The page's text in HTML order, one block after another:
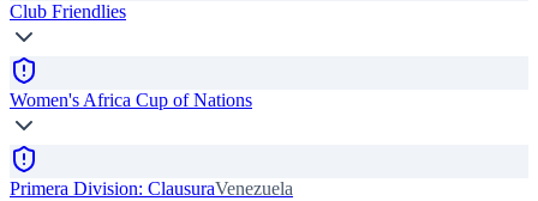
Club Friendlies
Women's Africa Cup of Nations
Primera Division: ClausuraVenezuela